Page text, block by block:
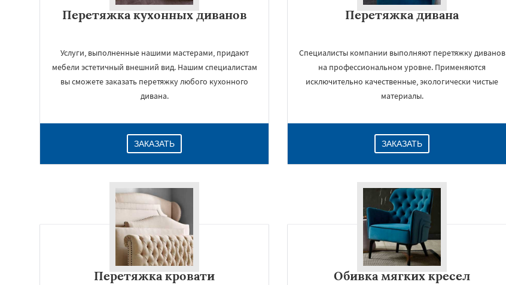
Перетяжка кухонных диванов
Услуги, выполненные нашими мастерами, придают
мебели эстетичный внешний вид. Нашим специалистам
вы сможете заказать перетяжку любого кухонного
дивана.
ЗАКАЗАТЬ
Перетяжка дивана
Специалисты компании выполняют перетяжку диванов
на профессиональном уровне. Применяются
исключительно качественные, экологически чистые
материалы.
ЗАКАЗАТЬ
Перетяжка кровати Обивка мягких кресел